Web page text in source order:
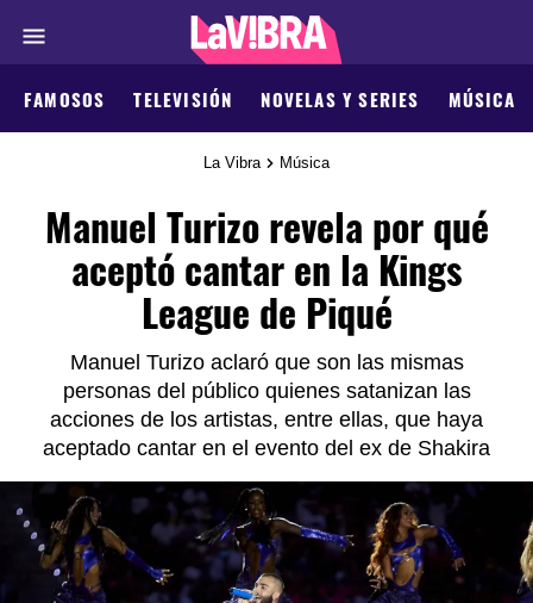
FAMOSOS TELEVISIÓN NOVELAS Y SERIES MÚSICA
La Vibra Música
Manuel Turizo revela por qué
aceptó cantar en la Kings
League de Piqué
Manuel Turizo aclaró que son las mismas
personas del público quienes satanizan las
acciones de los artistas, entre ellas, que haya
aceptado cantar en el evento del ex de Shakira